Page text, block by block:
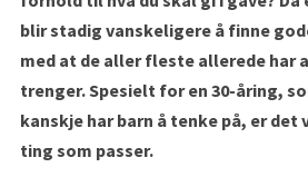
blir stadig vanskeligere å finne
med at de aller fleste allerede har
trenger. Spesielt for en 30-åring,
kanskje har barn å tenke på, er det
ting som passer.